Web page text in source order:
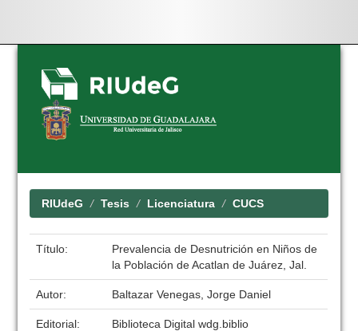
Skip
navigation
RIUdeG Tesis Licenciatura CUCS
Título:
Prevalencia de Desnutrición en Niños de
la Población de Acatlan de Juárez, Jal.
Autor: Baltazar Venegas, Jorge Daniel
Editorial:
Biblioteca Digital wdg.biblio